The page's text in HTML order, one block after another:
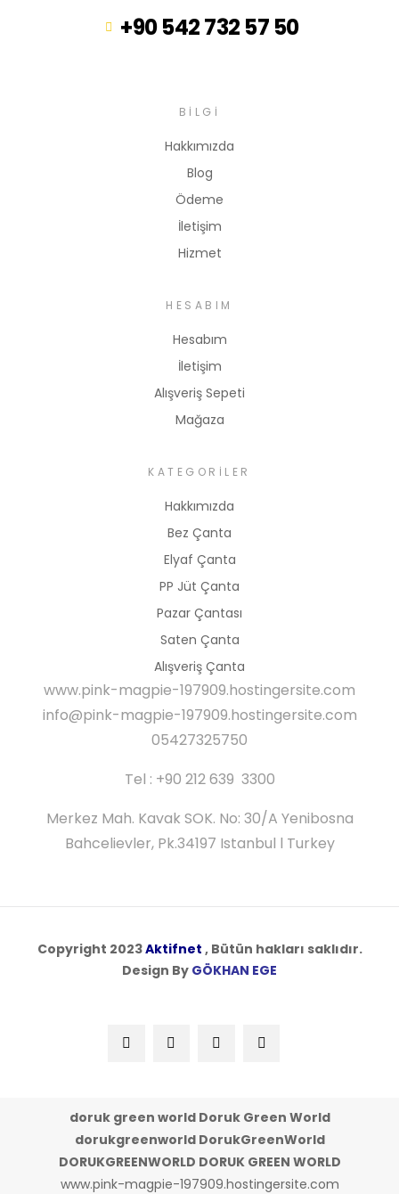
+90 542 732 57 50
BILGI
Hakkımızda
Blog
Ödeme
İletişim
Hizmet
HESABIM
Hesabım
İletişim
Alışveriş Sepeti
Mağaza
KATEGORILER
Hakkımızda
Bez Çanta
Elyaf Çanta
PP Jüt Çanta
Pazar Çantası
Saten Çanta
Alışveriş Çanta
www.pink-magpie-197909.hostingersite.com
info@pink-magpie-197909.hostingersite.com
05427325750
Tel : +90 212 639 3300
Merkez Mah. Kavak SOK. No: 30/A Yenibosna
Bahcelievler, Pk.34197 Istanbul l Turkey
Copyright 2023Aktifnet , Bütün hakları saklıdır.
Design By GÖKHAN EGE
doruk green world Doruk Green World
dorukgreenworld DorukGreenWorld
DORUKGREENWORLD DORUK GREEN WORLD
www.pink-magpie-197909.hostingersite.com